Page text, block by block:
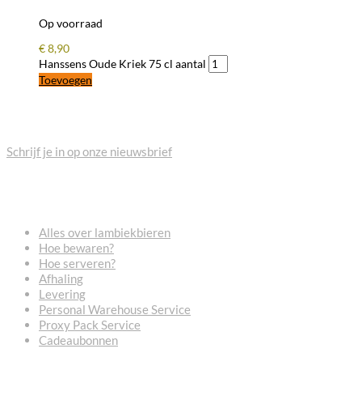
Op voorraad
€8,90
Hanssens Oude Kriek 75 cl aantal
Toevoegen
Schrijf je in op onze nieuwsbrief
Alles over lambiekbieren
Hoe bewaren?
Hoe serveren?
Afhaling
Levering
Personal Warehouse Service
Proxy Pack Service
Cadeaubonnen